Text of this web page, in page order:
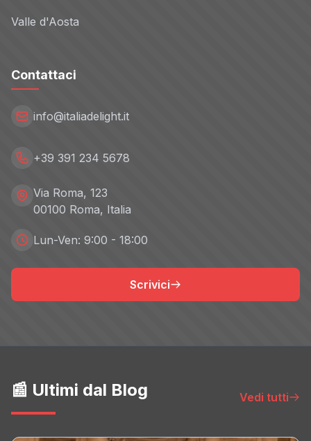
Valle d'Aosta
Contattaci
info@italiadelight.it
+39 391 234 5678
Via Roma, 123
00100 Roma, Italia
Lun-Ven: 9:00 - 18:00
Scrivici
📰 Ultimi dal Blog Vedi tutti